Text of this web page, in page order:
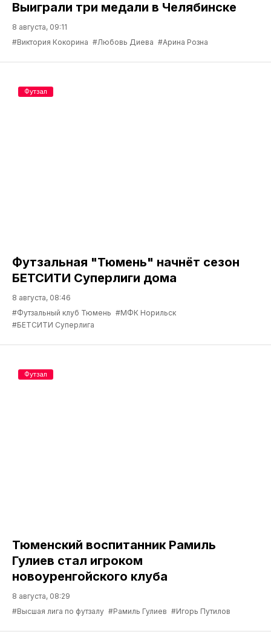
Выиграли три медали в Челябинске
8 августа, 09:11
#Виктория Кокорина #Любовь Диева #Арина Розна
Футзальная "Тюмень" начнёт сезон
БЕТСИТИ Суперлиги дома
8 августа, 08:46
#Футзальный клуб Тюмень #МФК Норильск
#БЕТСИТИ Суперлига
Футзал
Тюменский воспитанник Рамиль
Гулиев стал игроком
новоуренгойского клуба
8 августа, 08:29
#Высшая лига по футзалу #Рамиль Гулиев #Игорь Путилов
Футзал